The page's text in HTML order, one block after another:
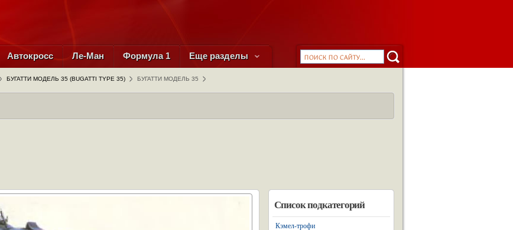
Автокросс Ле-Ман Формула 1 Еще разделы
БУГАТТИ МОДЕЛЬ 35 (BUGATTI TYPE 35) БУГАТТИ МОДЕЛЬ 35
Список подкатегорий
Кэмел-трофи